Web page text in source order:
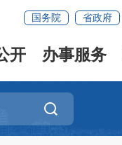
国务院 省政府
开 办事服务